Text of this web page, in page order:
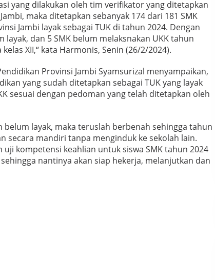
yang dilakukan oleh tim verifikator yang ditetapkan
maka ditetapkan sebanyak 174 dari 181 SMK
Jambi layak sebagai TUK di tahun 2024. Dengan
layak, dan 5 SMK belum melaksnakan UKK tahun
XII,“ kata Harmonis, Senin (26/2/2024).
Provinsi Jambi Syamsurizal menyampaikan,
yang sudah ditetapkan sebagai TUK yang layak
sesuai dengan pedoman yang telah ditetapkan oleh
belum layak, maka teruslah berbenah sehingga tahun
secara mandiri tanpa menginduk ke sekolah lain.
kompetensi keahlian untuk siswa SMK tahun 2024
nantinya akan siap hekerja, melanjutkan dan